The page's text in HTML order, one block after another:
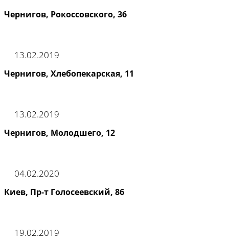
Чернигов, Рокоссовского, 36
13.02.2019
Чернигов, Хлебопекарская, 11
13.02.2019
Чернигов, Молодшего, 12
04.02.2020
Киев, Пр-т Голосеевский, 86
19.02.2019